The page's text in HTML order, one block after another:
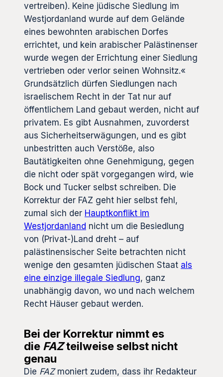
vertreiben). Keine jüdische Siedlung im
Westjordanland wurde auf dem Gelände
eines bewohnten arabischen Dorfes
errichtet, und kein arabischer Palästinenser
wurde wegen der Errichtung einer Siedlung
vertrieben oder verlor seinen Wohnsitz.«
Grundsätzlich dürfen Siedlungen nach
israelischem Recht in der Tat nur auf
öffentlichem Land gebaut werden, nicht auf
privatem. Es gibt Ausnahmen, zuvorderst
aus Sicherheitserwägungen, und es gibt
unbestritten auch Verstöße, also
Bautätigkeiten ohne Genehmigung, gegen
die nicht oder spät vorgegangen wird, wie
Bock und Tucker selbst schreiben. Die
Korrektur der FAZ geht hier selbst fehl,
zumal sich der Hauptkonflikt im
Westjordanland nicht um die Besiedlung
von (Privat-)Land dreht – auf
palästinensischer Seite betrachten nicht
wenige den gesamten jüdischen Staat als
eine einzige illegale Siedlung, ganz
unabhängig davon, wo und nach welchem
Recht Häuser gebaut werden.
Bei der Korrektur nimmt es
die FAZteilweise selbst nicht
genau
Die FAZmoniert zudem, dass ihr Redakteur